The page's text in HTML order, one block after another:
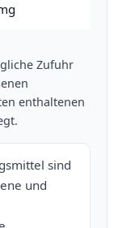
Zufuhr
enthaltenen
sind
und